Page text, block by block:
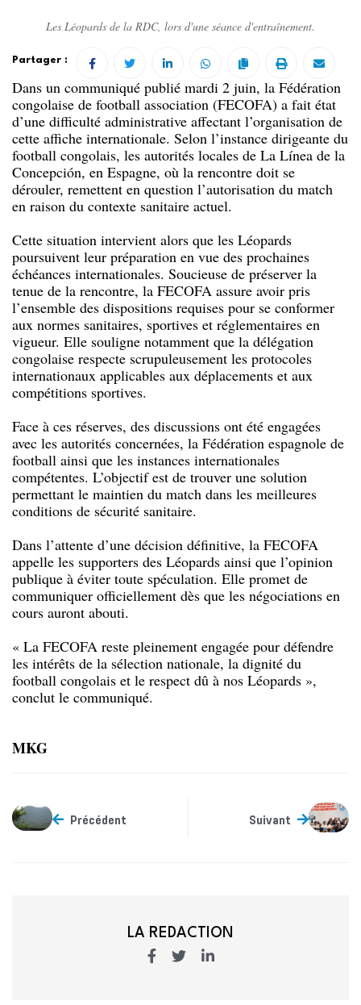
Les Léopards de la RDC, lors d'une séance d'entraînement.
Partager :
Dans un communiqué publié mardi 2 juin, la Fédération
congolaise de football association (FECOFA) a fait état
d’une difficulté administrative affectant l’organisation de
cette affiche internationale. Selon l’instance dirigeante du
football congolais, les autorités locales de La Línea de la
Concepción, en Espagne, où la rencontre doit se
dérouler, remettent en question l’autorisation du match
en raison du contexte sanitaire actuel.
Cette situation intervient alors que les Léopards
poursuivent leur préparation en vue des prochaines
échéances internationales. Soucieuse de préserver la
tenue de la rencontre, la FECOFA assure avoir pris
l’ensemble des dispositions requises pour se conformer
aux normes sanitaires, sportives et réglementaires en
vigueur. Elle souligne notamment que la délégation
congolaise respecte scrupuleusement les protocoles
internationaux applicables aux déplacements et aux
compétitions sportives.
Face à ces réserves, des discussions ont été engagées
avec les autorités concernées, la Fédération espagnole de
football ainsi que les instances internationales
compétentes. L’objectif est de trouver une solution
permettant le maintien du match dans les meilleures
conditions de sécurité sanitaire.
Dans l’attente d’une décision définitive, la FECOFA
appelle les supporters des Léopards ainsi que l’opinion
publique à éviter toute spéculation. Elle promet de
communiquer officiellement dès que les négociations en
cours auront abouti.
« La FECOFA reste pleinement engagée pour défendre
les intérêts de la sélection nationale, la dignité du
football congolais et le respect dû à nos Léopards »,
conclut le communiqué.
MKG
Précédent Suivant
LA REDACTION